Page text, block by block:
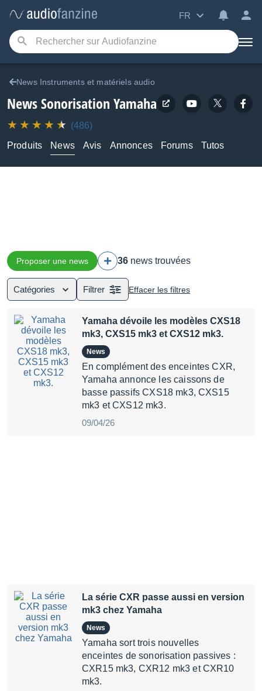
FR
News Instruments et matériels audio
News Sonorisation Yamaha
(486)
Produits
News Avis Annonces Forums Tutos
Proposer une news 36 news trouvées
Catégories Filtrer Effacer les filtres
Yamaha dévoile les modèles CXS18
mk3, CXS15 mk3 et CXS12 mk3.
News
En complément des enceintes CXR,
Yamaha annonce les caissons de
basse passifs CXS18 mk3, CXS15
mk3 et CXS12 mk3.
09/04/26
La série CXR passe aussi en version
mk3 chez Yamaha
News
Yamaha sort trois nouvelles
enceintes de sonorisation passives :
CXR15 mk3, CXR12 mk3 et CXR10
mk3.